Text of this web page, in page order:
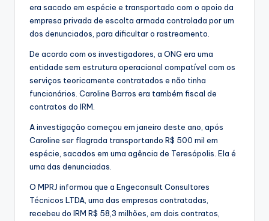
era sacado em espécie e transportado com o apoio da
empresa privada de escolta armada controlada por um
dos denunciados, para dificultar o rastreamento.
De acordo com os investigadores, a ONG era uma
entidade sem estrutura operacional compatível com os
serviços teoricamente contratados e não tinha
funcionários. Caroline Barros era também fiscal de
contratos do IRM.
A investigação começou em janeiro deste ano, após
Caroline ser flagrada transportando R$ 500 mil em
espécie, sacados em uma agência de Teresópolis. Ela é
uma das denunciadas.
O MPRJ informou que a Engeconsult Consultores
Técnicos LTDA, uma das empresas contratadas,
recebeu do IRM R$ 58,3 milhões, em dois contratos,